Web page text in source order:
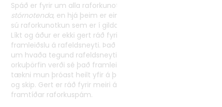
Spáð er fyrir um alla raforkunotkun
stórnotenda, en hjá þeim er einungis tekin með í spána
sú raforkunotkun sem er í gildandi orkusölusamningum.
Líkt og áður er ekki gert ráð fyrir raforkuþörf vegna
framleiðslu á rafeldsneyti. Það skýrist m.a. vegna óvissu
um hvaða tegund rafeldsneytis verður ríkjandi, hver
orkuþörfin verði sé það framleitt innanlands og hvernig
tækni mun þróast heilt yfir á þessu sviði s.s. fyrir flugvélar
og skip. Gert er ráð fyrir meiri áherslu á þennan þátt í
framtíðar raforkuspám.